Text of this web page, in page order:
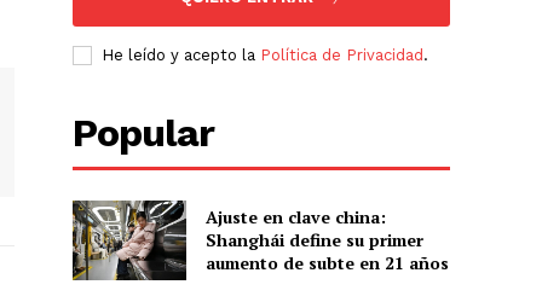
He leído y acepto la Política de Privacidad .
Popular
Ajuste en clave china:
Shanghái define su primer
aumento de subte en 21 años